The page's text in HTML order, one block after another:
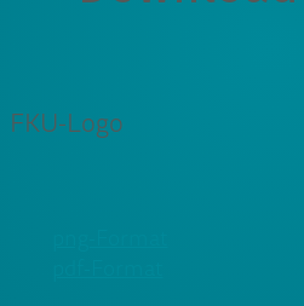
FKU-Logo